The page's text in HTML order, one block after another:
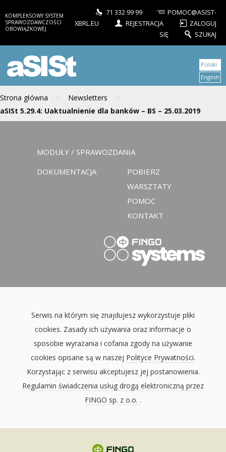
KOMPLEKSOWY SYSTEM
SPRAWOZDAWCZOŚCI
OBOWIĄZKOWEJ
71 332 99 99
POMOC@ASIST-
XBRL.EU
REJESTRACJA
ZALOGUJ
SIĘ
SZUKAJ
aSISt
Strona główna > Newsletters >
aSISt 5.29.4: Uaktualnienie dla banków – BS – 25.03.2019
Polski
English
MODUŁY / SPRAWOZDANIA
DOKUMENTACJA
POBIERZ
WARSZTATY
POMOC
KONTAKT
Serwis na którym się znajdujesz wykorzystuje pliki
cookies. Zasady ich używania oraz informacje o
sposobie wyrażania i cofania zgody na używanie
cookies opisane są w naszej Polityce Prywatności.
Korzystając z serwisu akceptujesz jej postanowienia.
Regulamin świadczenia usług drogą elektroniczną przez
FINGO sp. z o.o. .